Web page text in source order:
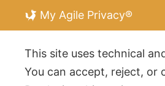
My Agile Privacy®
This site uses technical
You can accept, reject, or